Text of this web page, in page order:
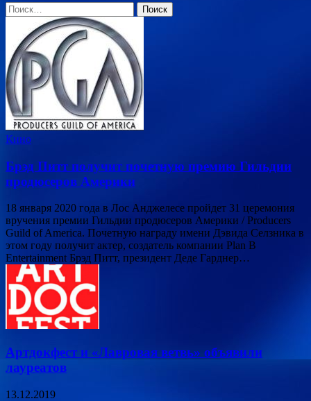
Найти:
Кино
Брэд Питт получит почетную премию Гильдии
продюсеров Америки
18 января 2020 года в Лос Анджелесе пройдет 31 церемония
вручения премии Гильдии продюсеров Америки / Producers
Guild of America. Почетную награду имени Дэвида Селзника в
этом году получит актер, создатель компании Plan B
Entertainment Брэд Питт, президент Деде Гарднер…
Артдокфест и «Лавровая ветвь» объявили
лауреатов
13.12.2019